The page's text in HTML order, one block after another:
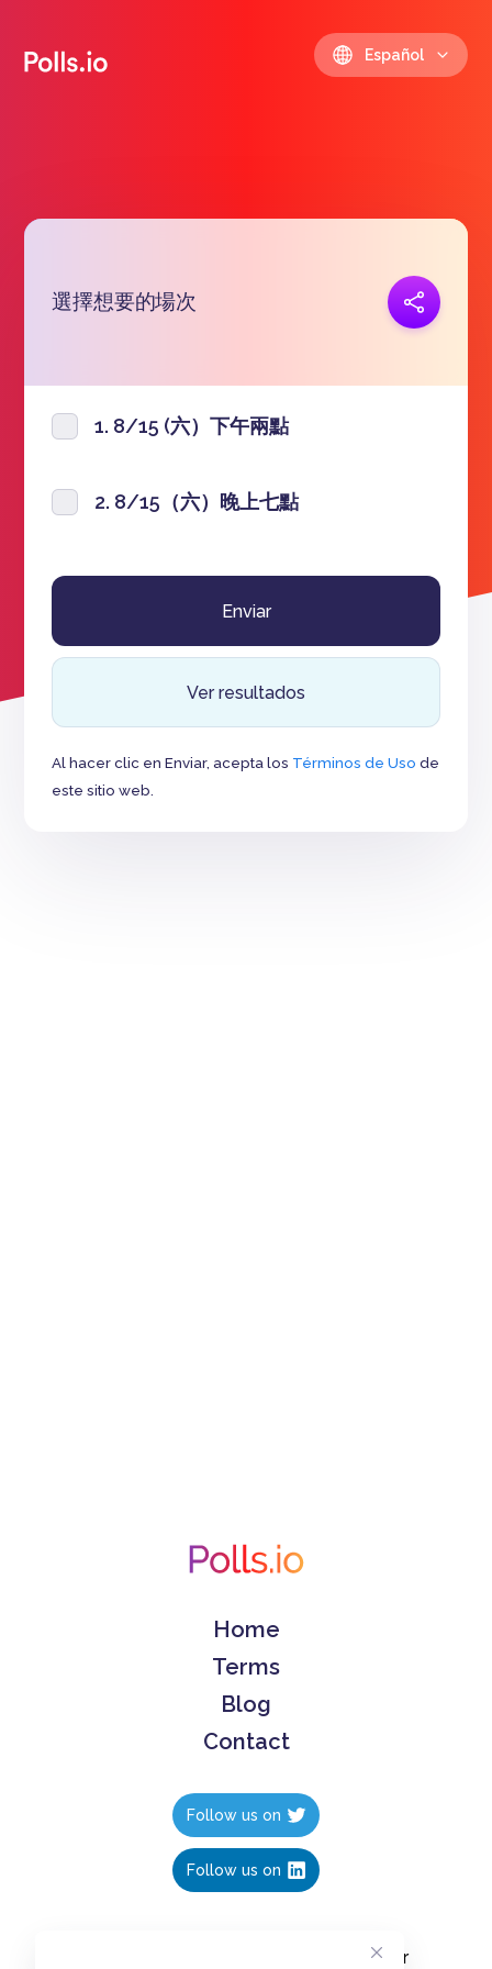
Español
選擇想要的場次
1. 8/15 (六）下午兩點
2. 8/15（六）晚上七點
Ver resultados
Al hacer clic en Enviar, acepta los Términos de Uso de
este sitio web.
Home
Terms
Blog
Contact
Follow us on
Follow us on
Create polls in less than 10 seconds, for